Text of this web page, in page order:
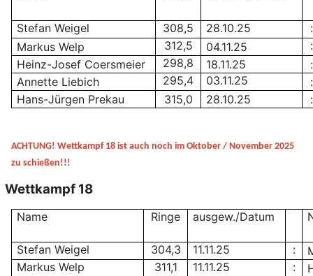
Stefan Weigel 308,5 28.10.25
:
Markus Welp
312,5 04.11.25
:
Heinz-Josef Coersmeier
298,8 18.11.25
:
Annette Liebich
295,4 03.11.25
:
Hans-Jürgen Prekau
315,0 28.10.25 :
ACHTUNG! Wettkampf 18 ist auch noch im Oktober / November 2025
zu schießen!!!
Wettkampf 18
Name Ringe ausgew./Datum
Stefan Weigel 304,3 11.11.25 :
Markus Welp
311,1 11.11.25 :